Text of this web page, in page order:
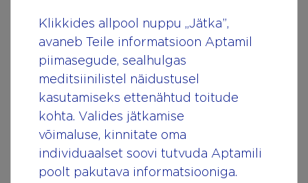
relevant?
Hinda
Allikad
1. Nishitani S et al. The calming effect of a
Klikkides allpool nuppu „Jätka”,
avaneb Teile informatsioon Aptamil
piimasegude, sealhulgas
meditsiinilistel näidustusel
kasutamiseks ettenähtud toitude
kohta. Valides jätkamise
võimaluse, kinnitate oma
individuaalset soovi tutvuda Aptamili
poolt pakutava informatsiooniga.